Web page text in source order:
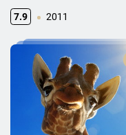
7.9 2011